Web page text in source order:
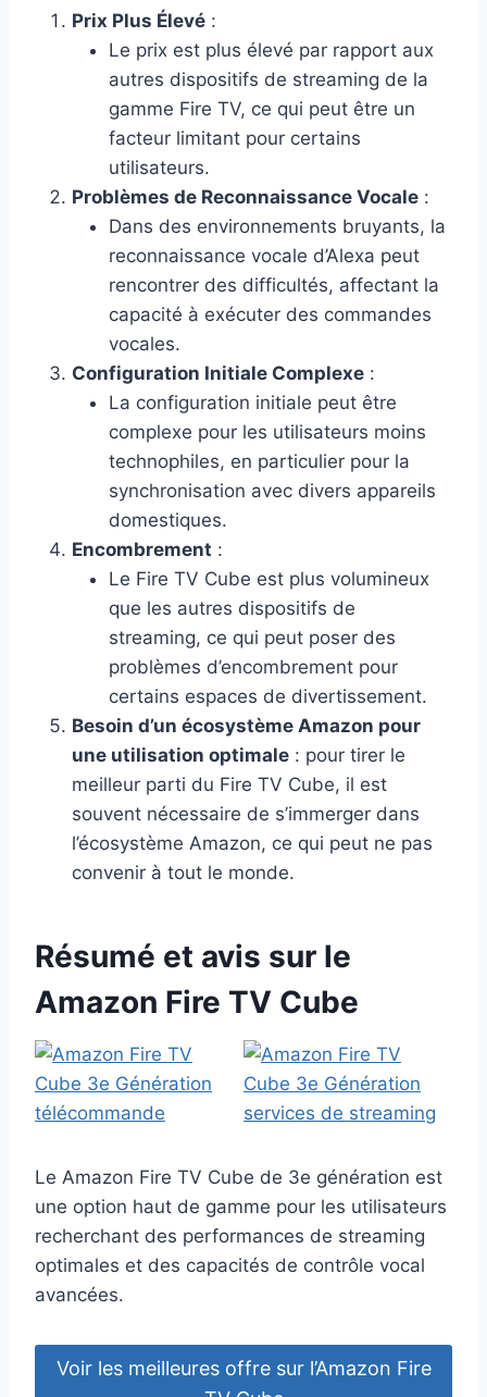
Prix Plus Élevé :
Le prix est plus élevé par rapport aux
autres dispositifs de streaming de la
gamme Fire TV, ce qui peut être un
facteur limitant pour certains
utilisateurs.
Problèmes de Reconnaissance Vocale :
Dans des environnements bruyants, la
reconnaissance vocale d’Alexa peut
rencontrer des difficultés, affectant la
capacité à exécuter des commandes
vocales.
Configuration Initiale Complexe :
La configuration initiale peut être
complexe pour les utilisateurs moins
technophiles, en particulier pour la
synchronisation avec divers appareils
domestiques.
Encombrement :
Le Fire TV Cube est plus volumineux
que les autres dispositifs de
streaming, ce qui peut poser des
problèmes d’encombrement pour
certains espaces de divertissement.
Besoin d’un écosystème Amazon pour
une utilisation optimale : pour tirer le
meilleur parti du Fire TV Cube, il est
souvent nécessaire de s’immerger dans
l’écosystème Amazon, ce qui peut ne pas
convenir à tout le monde.
Résumé et avis sur le
Amazon Fire TV Cube
Le Amazon Fire TV Cube de 3e génération est
une option haut de gamme pour les utilisateurs
recherchant des performances de streaming
optimales et des capacités de contrôle vocal
avancées.
Voir les meilleures offre sur l’Amazon Fire